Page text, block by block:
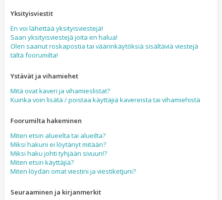
Yksityisviestit
En voi lähettää yksityisviestejä!
Saan yksityisviestejä joita en halua!
Olen saanut roskapostia tai väärinkäytöksiä sisältäviä viestejä
tältä foorumilta!
Ystävät ja vihamiehet
Mitä ovat kaveri ja vihamieslistat?
Kuinka voin lisätä / poistaa käyttäjiä kavereista tai vihamiehistä
Foorumilta hakeminen
Miten etsin alueelta tai alueilta?
Miksi hakuni ei löytänyt mitään?
Miksi haku johti tyhjään sivuun!?
Miten etsin käyttäjiä?
Miten löydän omat viestini ja viestiketjuni?
Seuraaminen ja kirjanmerkit